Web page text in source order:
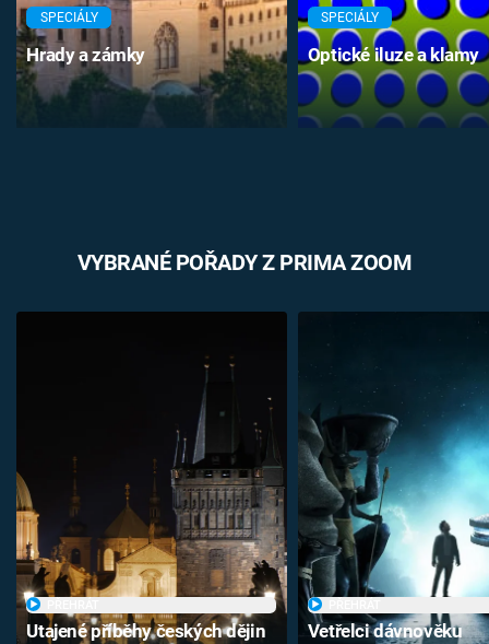
SPECIÁLY
Hrady a zámky
SPECIÁLY
Optické iluze a klamy
VYBRANÉ POŘADY Z PRIMA ZOOM
Utajené příběhy českých dějin Vetřelci dávnověku